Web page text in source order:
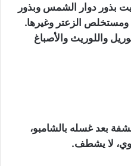
بذور دوار الشمس وبذور
ومستخلص الزعتر وغيرها.
واللوريث والأصباغ
بعد غسله بالشامبو،
لا يشطف.